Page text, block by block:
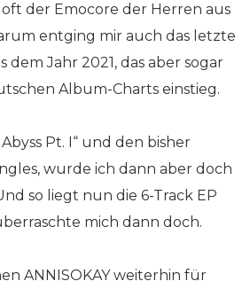
der Emocore der Herren aus
entging mir auch das letzte
dem Jahr 2021, das aber sogar
Album-Charts einstieg.
Pt. I“ und den bisher
wurde ich dann aber doch
so liegt nun die 6-Track EP
mich dann doch.
ANNISOKAY weiterhin für